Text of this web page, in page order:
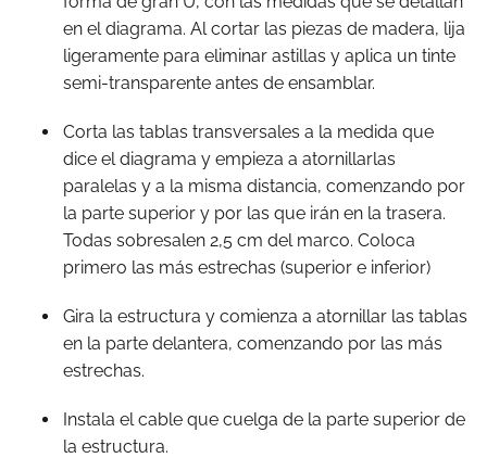
en el diagrama. Al cortar las piezas de madera, lija
ligeramente para eliminar astillas y aplica un tinte
semi-transparente antes de ensamblar.
Corta las tablas transversales a la medida que
dice el diagrama y empieza a atornillarlas
paralelas y a la misma distancia, comenzando por
la parte superior y por las que irán en la trasera.
Todas sobresalen 2,5 cm del marco. Coloca
primero las más estrechas (superior e inferior)
Gira la estructura y comienza a atornillar las tablas
en la parte delantera, comenzando por las más
estrechas.
Instala el cable que cuelga de la parte superior de
la estructura.